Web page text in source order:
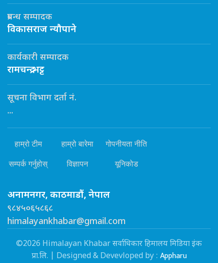
प्रबन्ध सम्पादक
विकासराज न्यौपाने
कार्यकारी सम्पादक
रामचन्द्र भट्ट
सूचना विभाग दर्ता नं.
...
हाम्रो टीम हाम्रो बारेमा गोपनीयता नीति
सम्पर्क गर्नुहोस् विज्ञापन यूनिकोड
अनामनगर, काठमाडौं, नेपाल
९८४५०६५८६८
himalayankhabar@gmail.com
©2026 Himalayan Khabar सर्वाधिकार हिमालय मिडिया इंक
प्रा.लि. | Designed & Devevloped by : Appharu